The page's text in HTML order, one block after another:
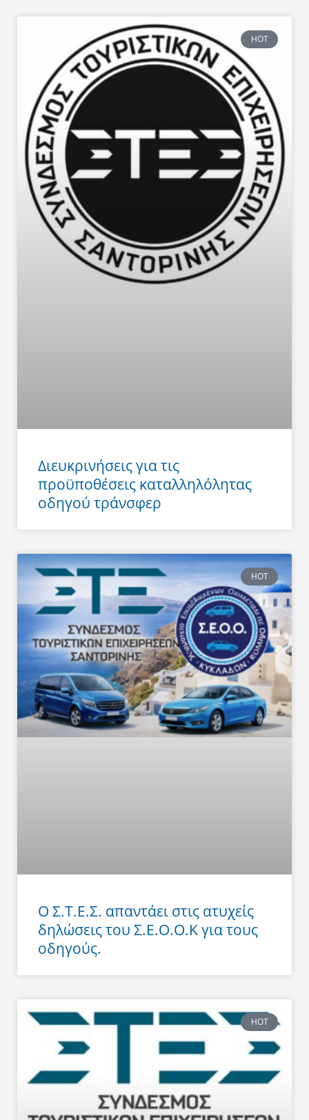
HOT
Διευκρινήσεις για τις
προϋποθέσεις καταλληλόλητας
οδηγού τράνσφερ
HOT
Ο Σ.Τ.Ε.Σ. απαντάει στις ατυχείς
δηλώσεις του Σ.Ε.Ο.Ο.Κ για τους
οδηγούς.
HOT